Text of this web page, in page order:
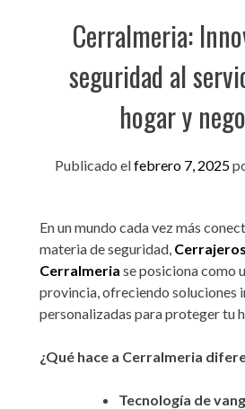
Cerralmeria:
seguridad al
hogar y
Publicado elfebrero 7, 2025
En un mundo cada vez más
materia de seguridad,
Cerralmeria se posiciona como
provincia, ofreciendo soluciones
personalizadas para proteger tu
¿Qué hace a Cerralmeria
Tecnología de